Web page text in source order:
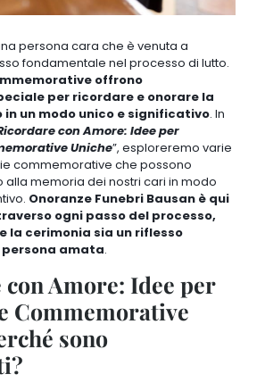
persona cara che è venuta a
fondamentale nel processo di lutto.
offrono
per ricordare e onorare la
un modo unico e significativo. In
con Amore: Idee per
Uniche”, esploreremo varie
commemorative che possono
memoria dei nostri cari in modo
. Onoranze Funebri Bausan è qui
ogni passo del processo,
la cerimonia sia un riflesso
amata.
Amore: Idee per
Commemorative
sono